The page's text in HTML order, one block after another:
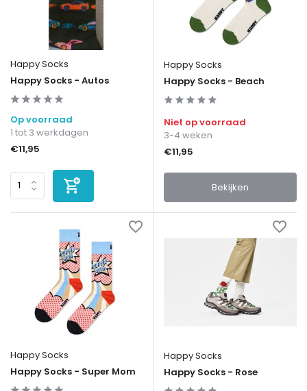
Happy Socks
Happy Socks - Autos
Op voorraad
1 tot 3 werkdagen
€11,95
Happy Socks
Happy Socks - Beach
Niet op voorraad
3-4 weken
€11,95
Bekijken
Happy Socks
Happy Socks - Super Mom
Happy Socks
Happy Socks - Rose